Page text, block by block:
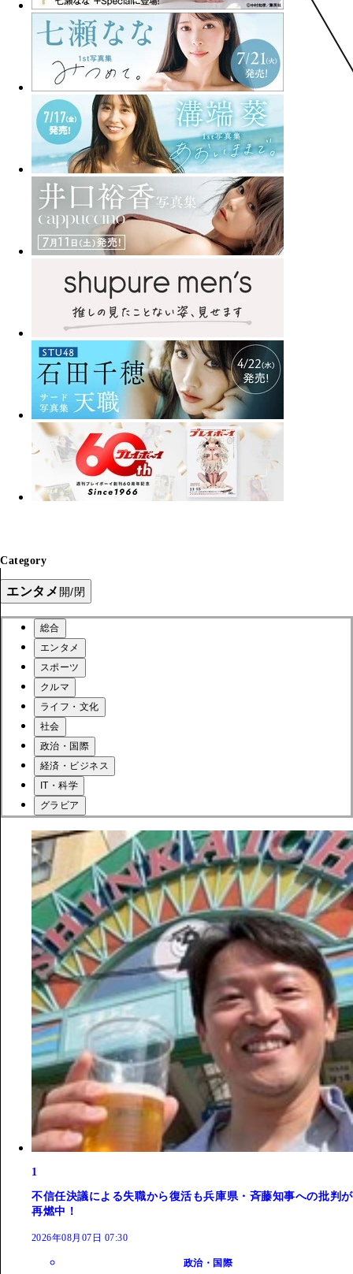
Category
エンタメ 開/閉
総合
エンタメ
スポーツ
クルマ
ライフ・文化
社会
政治・国際
経済・ビジネス
IT・科学
グラビア
1
不信任決議による失職から復活も兵庫県・斉藤知事への批判が
再燃中！
2026年08月07日 07:30
政治・国際